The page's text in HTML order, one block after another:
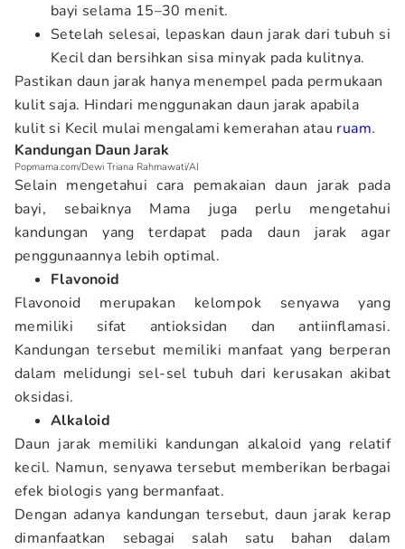
bayi selama 15–30 menit.
Setelah selesai, lepaskan daun jarak dari tubuh si
Kecil dan bersihkan sisa minyak pada kulitnya.
Pastikan daun jarak hanya menempel pada permukaan
kulit saja. Hindari menggunakan daun jarak apabila
kulit si Kecil mulai mengalami kemerahan atau ruam.
Kandungan Daun Jarak
Popmama.com/Dewi Triana Rahmawati/AI
Selain mengetahui cara pemakaian daun jarak pada
bayi, sebaiknya Mama juga perlu mengetahui
kandungan yang terdapat pada daun jarak agar
penggunaannya lebih optimal.
Flavonoid
Flavonoid merupakan kelompok senyawa yang
memiliki sifat antioksidan dan antiinflamasi.
Kandungan tersebut memiliki manfaat yang berperan
dalam melidungi sel-sel tubuh dari kerusakan akibat
oksidasi.
Alkaloid
Daun jarak memiliki kandungan alkaloid yang relatif
kecil. Namun, senyawa tersebut memberikan berbagai
efek biologis yang bermanfaat.
Dengan adanya kandungan tersebut, daun jarak kerap
dimanfaatkan sebagai salah satu bahan dalam